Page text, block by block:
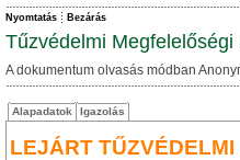
Nyomtatás Bezárás
Tűzvédelmi
A dokumentum olvasás módban
Alapadatok Igazolás
LEJÁRT